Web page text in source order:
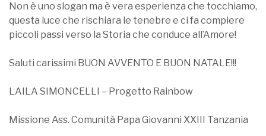
Non è uno slogan ma è vera esperienza che tocchiamo,
questa luce che rischiara le tenebre e ci fa compiere
piccoli passi verso la Storia che conduce all’Amore!
Saluti carissimi BUON AVVENTO E BUON NATALE!!!
LAILA SIMONCELLI – Progetto Rainbow
Missione Ass. Comunità Papa Giovanni XXIII Tanzania